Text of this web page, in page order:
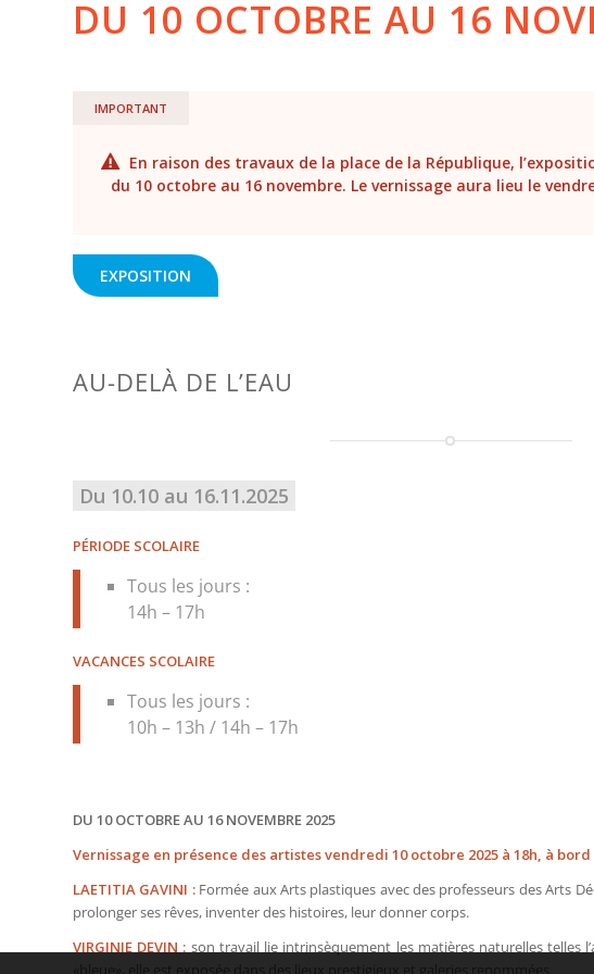
DU 10 OCTOBRE AU 16
IMPORTANT
En raison des travaux de la place de la République,
du 10 octobre au 16 novembre. Le vernissage aura lieu le
EXPOSITION
AU-DELÀ DE L’EAU
Du 10.10 au 16.11.2025
PÉRIODE SCOLAIRE
Tous les jours :
14h – 17h
VACANCES SCOLAIRE
Tous les jours :
10h – 13h / 14h – 17h
DU 10 OCTOBRE AU 16 NOVEMBRE 2025
Vernissage en présence des artistes vendredi 10 octobre 2025 à 18h, à
LAETITIA GAVINI :Formée aux Arts plastiques avec des professeurs des Arts
prolonger ses rêves, inventer des histoires, leur donner corps.
VIRGINIE DEVIN : son travail lie intrinsèquement les matières naturelles telles